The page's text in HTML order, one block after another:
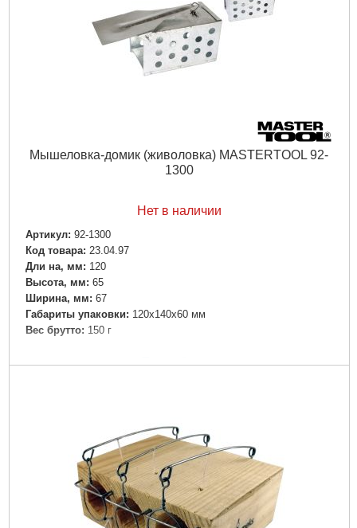
Мышеловка-домик (живоловка) MASTERTOOL 92-
1300
Нет в наличии
Артикул: 92-1300
Код товара: 23.04.97
Дли на, мм: 120
Высота, мм: 65
Ширина, мм: 67
Габариты упаковки: 120x140x60 мм
Вес брутто: 150 г
Подробнее...